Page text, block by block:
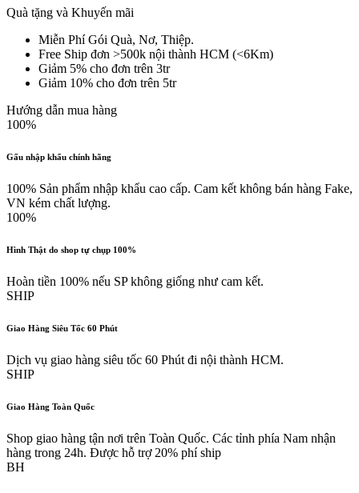
Quà tặng và Khuyến mãi
Miễn Phí Gói Quà, Nơ, Thiệp.
Free Ship đơn >500k nội thành HCM (<6Km)
Giảm 5% cho đơn trên 3tr
Giảm 10% cho đơn trên 5tr
Hướng dẫn mua hàng
100%
Gấu nhập khẩu chính hãng
100% Sản phẩm nhập khẩu cao cấp. Cam kết không bán hàng Fake,
VN kém chất lượng.
100%
Hình Thật do shop tự chụp 100%
Hoàn tiền 100% nếu SP không giống như cam kết.
SHIP
Giao Hàng Siêu Tốc 60 Phút
Dịch vụ giao hàng siêu tốc 60 Phút đi nội thành HCM.
SHIP
Giao Hàng Toàn Quốc
Shop giao hàng tận nơi trên Toàn Quốc. Các tỉnh phía Nam nhận
hàng trong 24h. Được hỗ trợ 20% phí ship
BH